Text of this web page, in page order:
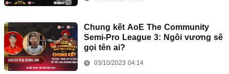
Chung kết AoE The Community
Semi-Pro League 3: Ngôi vương sẽ
gọi tên ai?
03/10/2023 04:14